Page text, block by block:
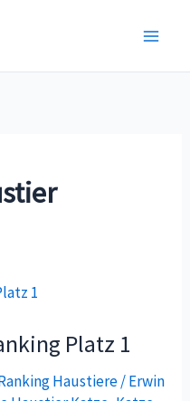
Platz 1
Haustiere/Erwin